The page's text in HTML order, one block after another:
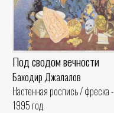
Под сводом вечности
Баходир Джалалов
Настенная роспись / фреска -
1995 год